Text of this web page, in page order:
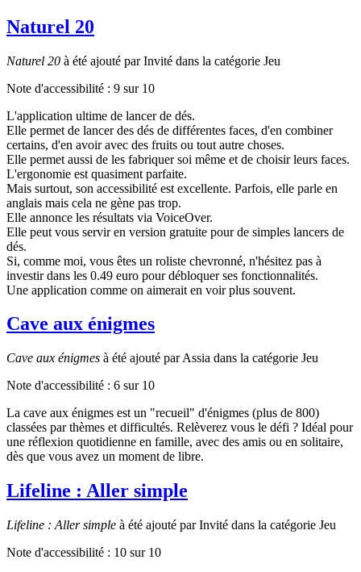
Naturel 20
Naturel 20 à été ajouté par Invité dans la catégorie Jeu
Note d'accessibilité : 9 sur 10
L'application ultime de lancer de dés.
Elle permet de lancer des dés de différentes faces, d'en combiner
certains, d'en avoir avec des fruits ou tout autre choses.
Elle permet aussi de les fabriquer soi même et de choisir leurs faces.
L'ergonomie est quasiment parfaite.
Mais surtout, son accessibilité est excellente. Parfois, elle parle en
anglais mais cela ne gène pas trop.
Elle annonce les résultats via VoiceOver.
Elle peut vous servir en version gratuite pour de simples lancers de
dés.
Si, comme moi, vous êtes un roliste chevronné, n'hésitez pas à
investir dans les 0.49 euro pour débloquer ses fonctionnalités.
Une application comme on aimerait en voir plus souvent.
Cave aux énigmes
Cave aux énigmes à été ajouté par Assia dans la catégorie Jeu
Note d'accessibilité : 6 sur 10
La cave aux énigmes est un "recueil" d'énigmes (plus de 800)
classées par thèmes et difficultés. Relèverez vous le défi ? Idéal pour
une réflexion quotidienne en famille, avec des amis ou en solitaire,
dès que vous avez un moment de libre.
Lifeline : Aller simple
Lifeline : Aller simple à été ajouté par Invité dans la catégorie Jeu
Note d'accessibilité : 10 sur 10